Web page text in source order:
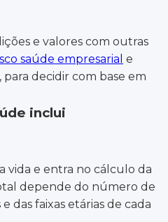
e valores com outras
saúde empresarial e
decidir com base em
inclui
vida e entra no cálculo da
depende do número de
das faixas etárias de cada